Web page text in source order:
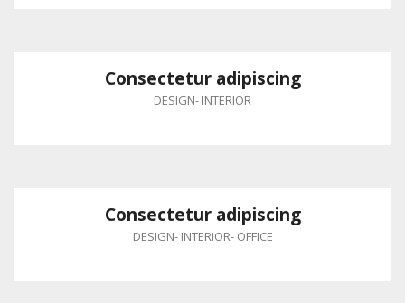
Consectetur adipiscing
DESIGN- INTERIOR
Consectetur adipiscing
DESIGN- INTERIOR- OFFICE